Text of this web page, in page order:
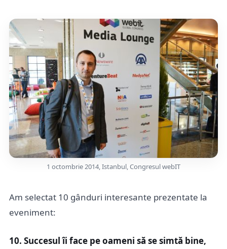
1 octombrie 2014, Istanbul, Congresul webIT
Am selectat 10 gânduri interesante prezentate la
eveniment:
10. Succesul îi face pe oameni să se simtă bine,